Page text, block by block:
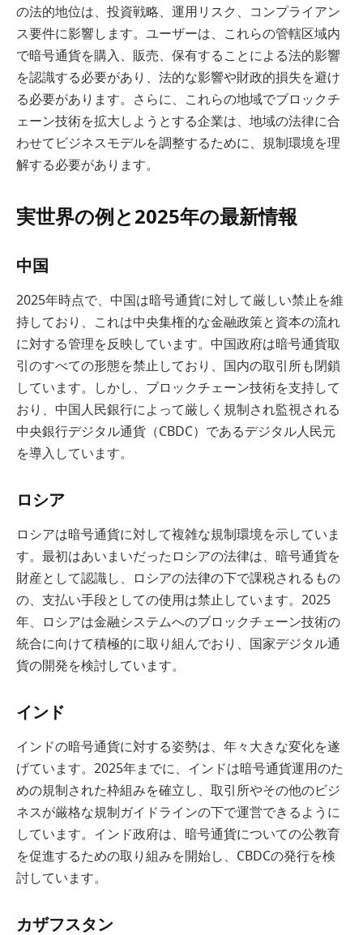
の法的地位は、投資戦略、運用リスク、コンプライアン
ス要件に影響します。ユーザーは、これらの管轄区域内
で暗号通貨を購入、販売、保有することによる法的影響
を認識する必要があり、法的な影響や財政的損失を避け
る必要があります。さらに、これらの地域でブロックチ
ェーン技術を拡大しようとする企業は、地域の法律に合
わせてビジネスモデルを調整するために、規制環境を理
解する必要があります。
実世界の例と2025年の最新情報
中国
2025年時点で、中国は暗号通貨に対して厳しい禁止を維
持しており、これは中央集権的な金融政策と資本の流れ
に対する管理を反映しています。中国政府は暗号通貨取
引のすべての形態を禁止しており、国内の取引所も閉鎖
しています。しかし、ブロックチェーン技術を支持して
おり、中国人民銀行によって厳しく規制され監視される
中央銀行デジタル通貨（CBDC）であるデジタル人民元
を導入しています。
ロシア
ロシアは暗号通貨に対して複雑な規制環境を示していま
す。最初はあいまいだったロシアの法律は、暗号通貨を
財産として認識し、ロシアの法律の下で課税されるもの
の、支払い手段としての使用は禁止しています。2025
年、ロシアは金融システムへのブロックチェーン技術の
統合に向けて積極的に取り組んでおり、国家デジタル通
貨の開発を検討しています。
インド
インドの暗号通貨に対する姿勢は、年々大きな変化を遂
げています。2025年までに、インドは暗号通貨運用のた
めの規制された枠組みを確立し、取引所やその他のビジ
ネスが厳格な規制ガイドラインの下で運営できるように
しています。インド政府は、暗号通貨についての公教育
を促進するための取り組みを開始し、CBDCの発行を検
討しています。
カザフスタン